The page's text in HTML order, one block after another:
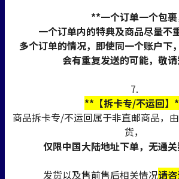
**一个订单一个包裹
一个订单内的特典及商品尽量不
多个订单的情况，即使同一个账户下
会有重复发送的可能，敬请
7.
**【拆卡专/不运回】
商品拆卡专/不运回属于非直邮商品，
货，
仅限中国大陆地址下单，无通关
发货以及售前售后相关情况请